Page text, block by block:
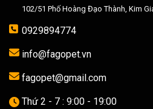
102/51 Phố Hoàng Đạo Thành, Kim
0929894774
info@fagopet.vn
fagopet@gmail.com
Thứ 2 - 7 : 9:00 - 19:00